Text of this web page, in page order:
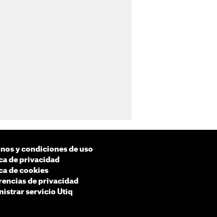
y condiciones de uso
de privacidad
de cookies
de privacidad
servicio Utiq